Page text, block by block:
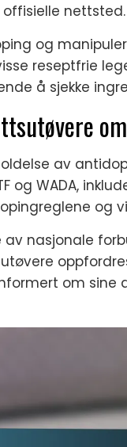
offisielle nettsted.
og
reseptfrie
å sjekke
av
og WADA,
og
nasjonale
om sine